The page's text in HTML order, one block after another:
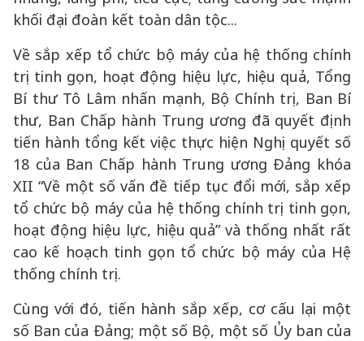
khối đại đoàn kết toàn dân tộc...
Về sắp xếp tổ chức bộ máy của hệ thống chính
trị tinh gọn, hoạt động hiệu lực, hiệu quả, Tổng
Bí thư Tô Lâm nhấn mạnh, Bộ Chính trị, Ban Bí
thư, Ban Chấp hành Trung ương đã quyết định
tiến hành tổng kết việc thực hiện Nghị quyết số
18 của Ban Chấp hành Trung ương Đảng khóa
XII “Về một số vấn đề tiếp tục đổi mới, sắp xếp
tổ chức bộ máy của hệ thống chính trị tinh gọn,
hoạt động hiệu lực, hiệu quả” và thống nhất rất
cao kế hoạch tinh gọn tổ chức bộ máy của Hệ
thống chính trị.
Cùng với đó, tiến hành sắp xếp, cơ cấu lại một
số Ban của Đảng; một số Bộ, một số Ủy ban của